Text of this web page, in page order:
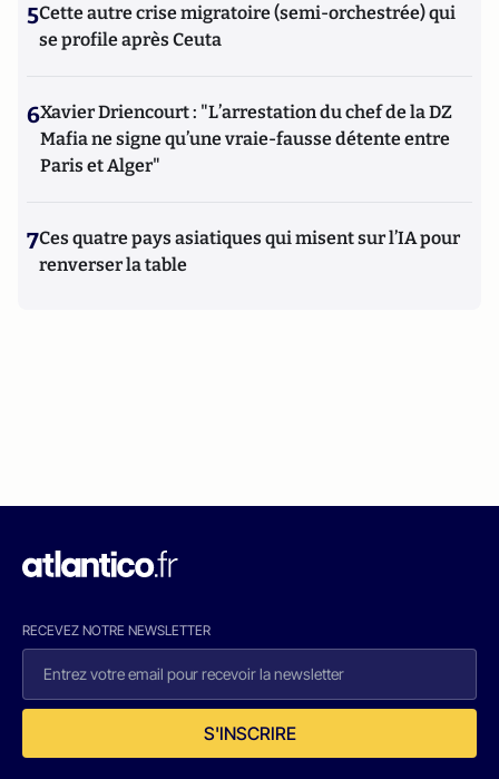
5Cette autre crise migratoire (semi-orchestrée) qui
se profile après Ceuta
6Xavier Driencourt : "L’arrestation du chef de la DZ
Mafia ne signe qu’une vraie-fausse détente entre
Paris et Alger"
7Ces quatre pays asiatiques qui misent sur l’IA pour
renverser la table
RECEVEZ NOTRE NEWSLETTER
S'INSCRIRE